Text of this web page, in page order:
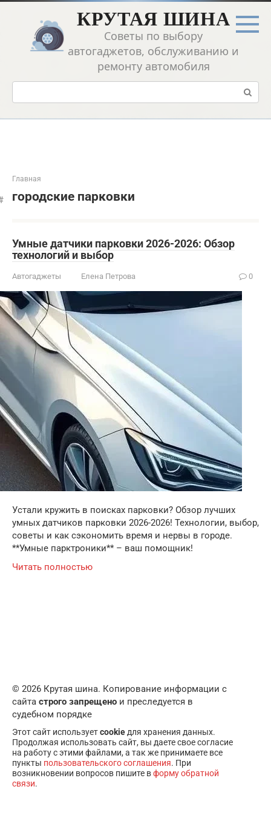
Перейти
контенту
КРУТАЯ ШИНА
Советы по выбору
автогаджетов, обслуживанию и
ремонту автомобиля
Поиск:
Главная
городские парковки
Умные датчики парковки 2026-2026: Обзор
технологий и выбор
Автогаджеты Елена Петрова 0
Устали кружить в поисках парковки? Обзор лучших
умных датчиков парковки 2026-2026! Технологии, выбор,
советы и как сэкономить время и нервы в городе.
**Умные парктроники** – ваш помощник!
Читать полностью
© 2026 Крутая шина. Копирование информации с
сайта строго запрещено и преследуется в
судебном порядке
Этот сайт используетcookie для хранения данных.
Продолжая использовать сайт, вы даете свое согласие
на работу с этими файлами, а так же принимаете все
пункты пользовательского соглашения. При
возникновении вопросов пишите вформу обратной
связи.